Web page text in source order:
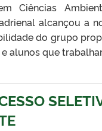
Ciências
alcançou a
do grupo
alunos que